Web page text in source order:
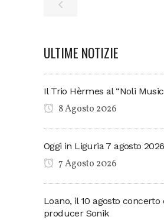
ULTIME NOTIZIE
Il Trio Hèrmes al “Noli
8 Agosto 2026
Oggi in Liguria 7 agosto 2026
7 Agosto 2026
Loano, il 10 agosto concerto
producer Sonik